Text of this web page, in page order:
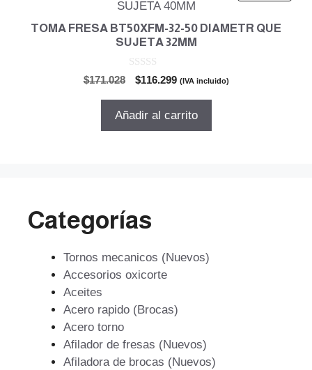
TOMA FRESA BT50XFM-32-50 DIAMETR QUE
SUJETA 32MM
$171.028
El
original
$116.299El
actual
(IVA incluido)
Añadir al carrito
Categorías
Tornos mecanicos (Nuevos)
Accesorios oxicorte
Aceites
Acero rapido (Brocas)
Acero torno
Afilador de fresas (Nuevos)
Afiladora de brocas (Nuevos)